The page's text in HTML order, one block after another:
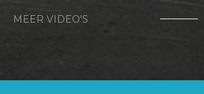
MEER VIDEO'S